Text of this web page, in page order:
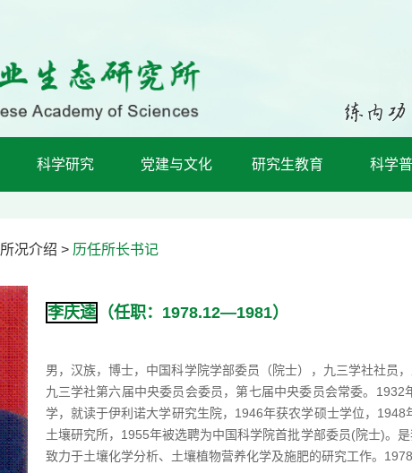
科学研究 党建与文化 研究生教育 科学
所况介绍 > 历任所长书记
李庆逵 （任职：1978.12—1981）
男，汉族，博士，中国科学院学部委员（院士），九三学社社员
九三学社第六届中央委员会委员，第七届中央委员会常委。
学，就读于伊利诺大学研究生院，1946年获农学硕士学位，
土壤研究所，1955年被选聘为中国科学院首批学部委员(院士)。
致力于土壤化学分析、土壤植物营养化学及施肥的研究工作。